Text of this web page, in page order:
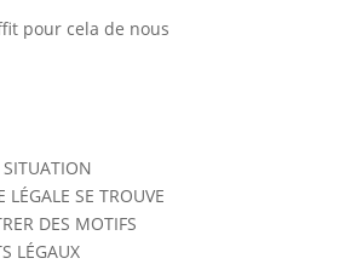
pour cela de nous
SITUATION
SE TROUVE
DES MOTIFS
LÉGAUX